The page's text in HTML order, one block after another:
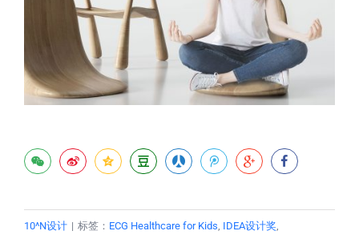
10^N设计 | 标签： ECG Healthcare for Kids, IDEA设计奖,